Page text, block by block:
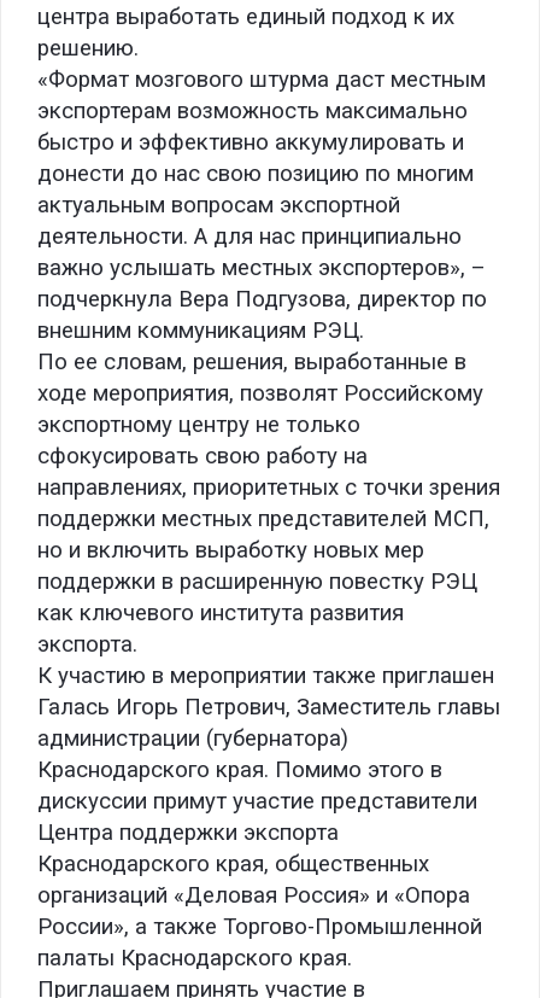
центра выработать единый подход к их
решению.
«Формат мозгового штурма даст местным
экспортерам возможность максимально
быстро и эффективно аккумулировать и
донести до нас свою позицию по многим
актуальным вопросам экспортной
деятельности. А для нас принципиально
важно услышать местных экспортеров», –
подчеркнула Вера Подгузова, директор по
внешним коммуникациям РЭЦ.
По ее словам, решения, выработанные в
ходе мероприятия, позволят Российскому
экспортному центру не только
сфокусировать свою работу на
направлениях, приоритетных с точки зрения
поддержки местных представителей МСП,
но и включить выработку новых мер
поддержки в расширенную повестку РЭЦ
как ключевого института развития
экспорта.
К участию в мероприятии также приглашен
Галась Игорь Петрович, Заместитель главы
администрации (губернатора)
Краснодарского края. Помимо этого в
дискуссии примут участие представители
Центра поддержки экспорта
Краснодарского края, общественных
организаций «Деловая Россия» и «Опора
России», а также Торгово-Промышленной
палаты Краснодарского края.
Приглашаем принять участие в